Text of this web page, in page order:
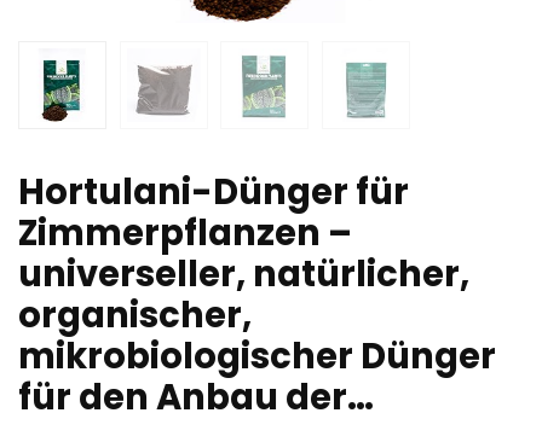
Hortulani-Dünger für
Zimmerpflanzen –
universeller, natürlicher,
organischer,
mikrobiologischer Dünger
für den Anbau der…